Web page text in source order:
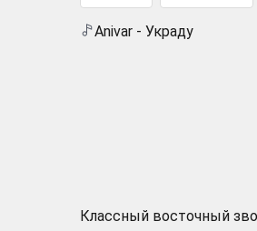
Anivar - Украду
Классный восточный